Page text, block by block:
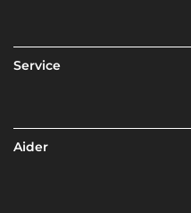
Service
Aider